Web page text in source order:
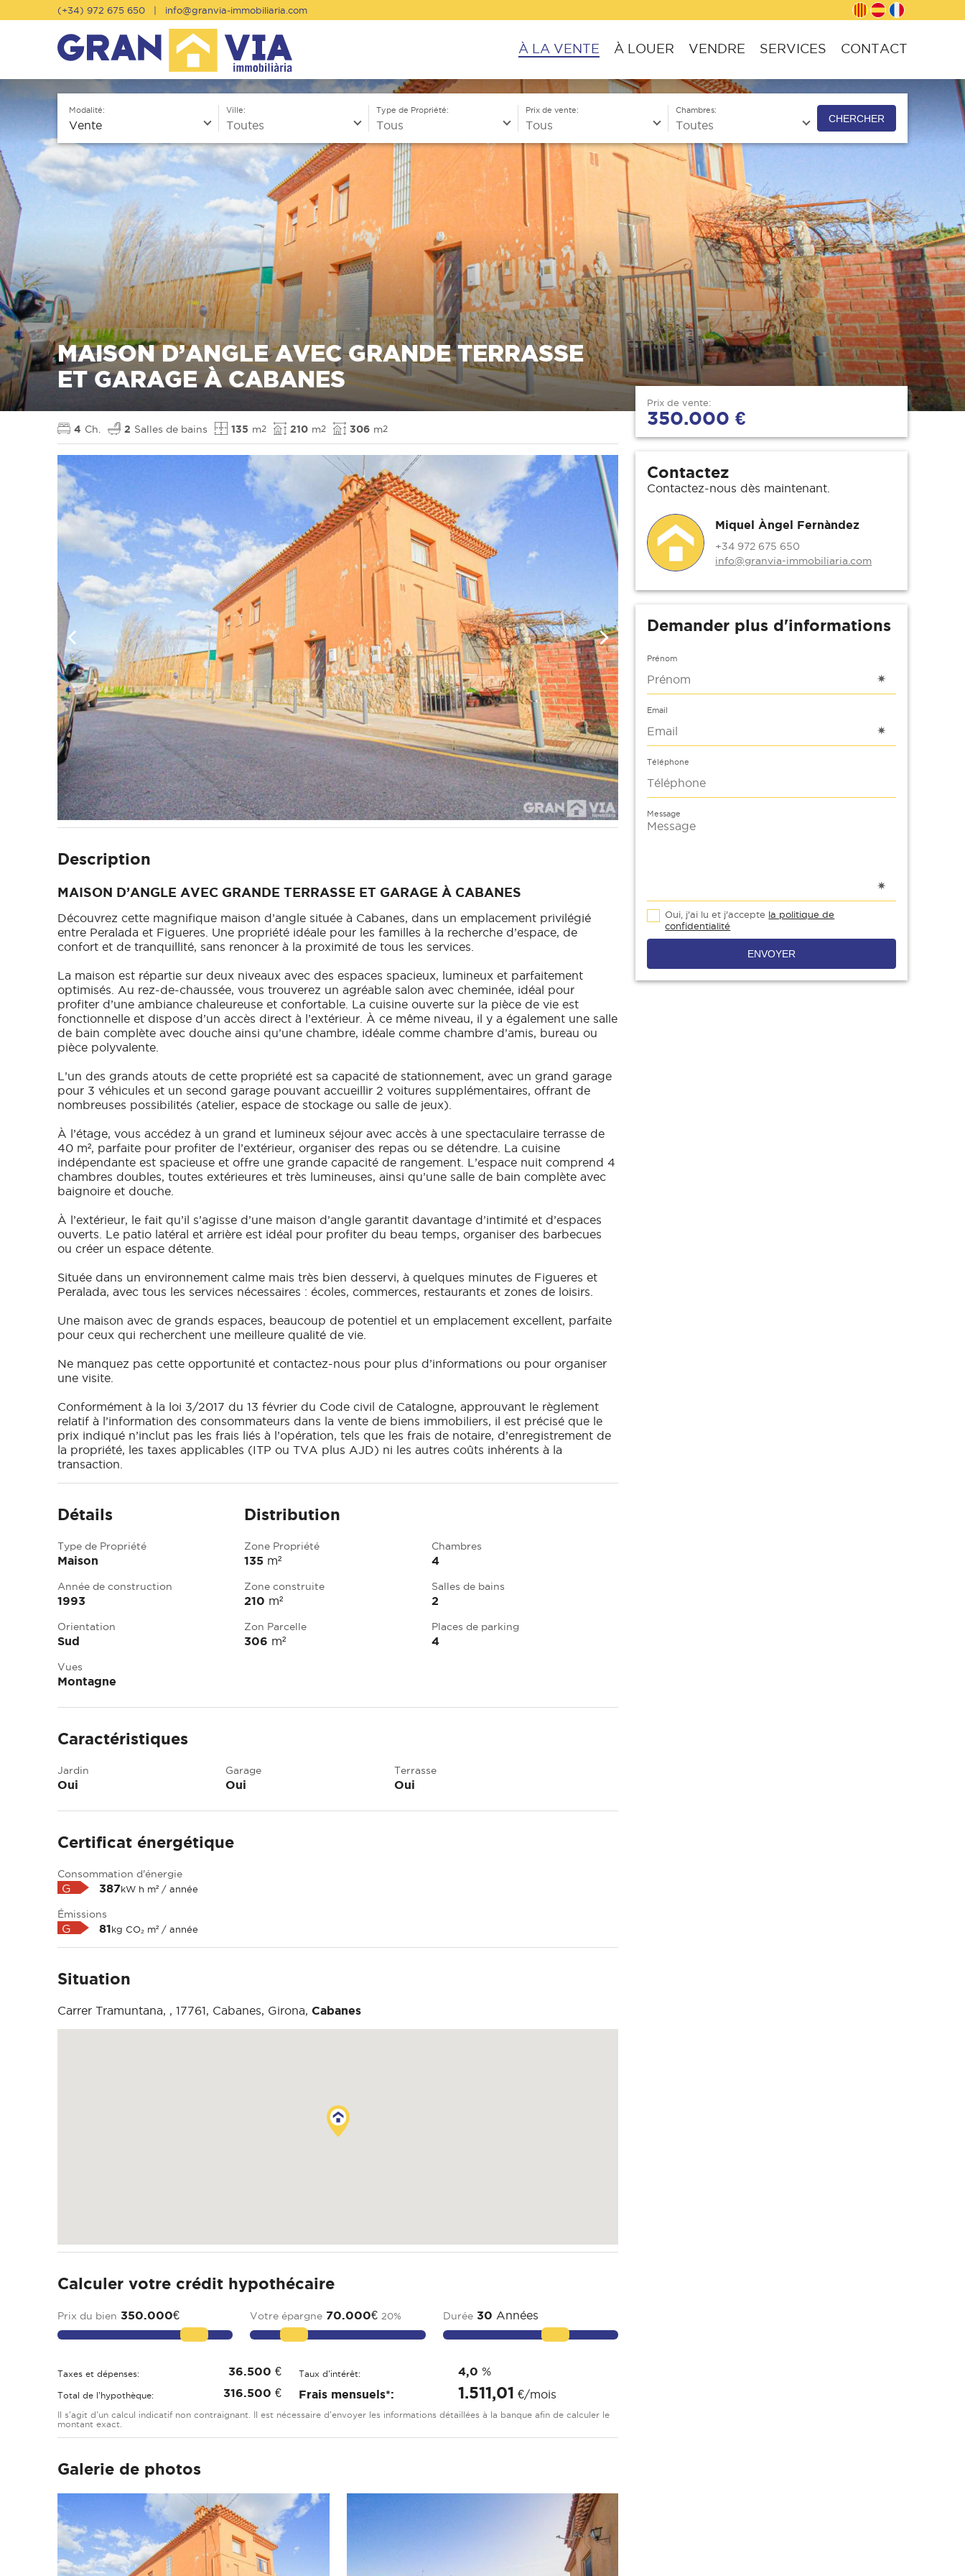
to
content
(+34) 972 675 650 | info@granvia-immobiliaria.com
À LA VENTE À LOUER VENDRE SERVICES CONTACT
Modalité: Ville: Type de Propriété: Prix de vente: Chambres:
CHERCHER
MAISON D’ANGLE AVEC GRANDE TERRASSE
ET GARAGE À CABANES
4 Ch. 2 Salles de bains 135 m2 210 m2 306 m2
Description
MAISON D’ANGLE AVEC GRANDE TERRASSE ET GARAGE À CABANES
Découvrez cette magnifique maison d’angle située à Cabanes, dans un emplacement privilégié
entre Peralada et Figueres. Une propriété idéale pour les familles à la recherche d’espace, de
confort et de tranquillité, sans renoncer à la proximité de tous les services.
La maison est répartie sur deux niveaux avec des espaces spacieux, lumineux et parfaitement
optimisés. Au rez-de-chaussée, vous trouverez un agréable salon avec cheminée, idéal pour
profiter d’une ambiance chaleureuse et confortable. La cuisine ouverte sur la pièce de vie est
fonctionnelle et dispose d’un accès direct à l’extérieur. À ce même niveau, il y a également une salle
de bain complète avec douche ainsi qu’une chambre, idéale comme chambre d’amis, bureau ou
pièce polyvalente.
L’un des grands atouts de cette propriété est sa capacité de stationnement, avec un grand garage
pour 3 véhicules et un second garage pouvant accueillir 2 voitures supplémentaires, offrant de
nombreuses possibilités (atelier, espace de stockage ou salle de jeux).
À l’étage, vous accédez à un grand et lumineux séjour avec accès à une spectaculaire terrasse de
40 m², parfaite pour profiter de l’extérieur, organiser des repas ou se détendre. La cuisine
indépendante est spacieuse et offre une grande capacité de rangement. L’espace nuit comprend 4
chambres doubles, toutes extérieures et très lumineuses, ainsi qu’une salle de bain complète avec
baignoire et douche.
À l’extérieur, le fait qu’il s’agisse d’une maison d’angle garantit davantage d’intimité et d’espaces
ouverts. Le patio latéral et arrière est idéal pour profiter du beau temps, organiser des barbecues
ou créer un espace détente.
Située dans un environnement calme mais très bien desservi, à quelques minutes de Figueres et
Peralada, avec tous les services nécessaires : écoles, commerces, restaurants et zones de loisirs.
Une maison avec de grands espaces, beaucoup de potentiel et un emplacement excellent, parfaite
pour ceux qui recherchent une meilleure qualité de vie.
Ne manquez pas cette opportunité et contactez-nous pour plus d’informations ou pour organiser
une visite.
Conformément à la loi 3/2017 du 13 février du Code civil de Catalogne, approuvant le règlement
relatif à l’information des consommateurs dans la vente de biens immobiliers, il est précisé que le
prix indiqué n’inclut pas les frais liés à l’opération, tels que les frais de notaire, d’enregistrement de
la propriété, les taxes applicables (ITP ou TVA plus AJD) ni les autres coûts inhérents à la
transaction.
Détails
Type de Propriété
Maison
Année de construction
1993
Orientation
Sud
Vues
Montagne
Distribution
Zone Propriété
135 m²
Zone construite
210 m²
Zon Parcelle
306 m²
Chambres
4
Salles de bains
2
Places de parking
4
Caractéristiques
Jardin
Oui
Garage
Oui
Terrasse
Oui
Certificat énergétique
Consommation d'énergie
G 387kW h m² / année
Émissions
G 81kg CO₂ m² / année
Situation
Carrer Tramuntana, , 17761, Cabanes, Girona, Cabanes
Calculer votre crédit hypothécaire
Prix du bien 350.000€ Votre épargne 70.000€ 20% Durée 30 Années
Taxes et dépenses: 36.500 €
Total de l'hypothèque: 316.500 €
Taux d'intérêt: 4,0 %
Frais mensuels*:
1.511,01 €/mois
Il s'agit d'un calcul indicatif non contraignant. Il est nécessaire d'envoyer les informations détaillées à la banque afin de calculer le
montant exact.
Galerie de photos
Prix de vente:
350.000 €
Contactez
Contactez-nous dès maintenant.
Miquel Àngel Fernàndez
+34 972 675 650
info@granvia-immobiliaria.com
Demander plus d'informations
Prénom
Email
Téléphone
Message
Oui, j'ai lu et j'accepte la politique de
confidentialité
ENVOYER